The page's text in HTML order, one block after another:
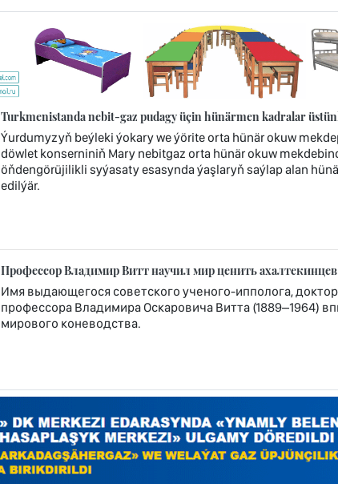
Turkmenistanda nebit-gaz pudagy üçin hünärmen kadralar
Ýurdumyzyň beýleki ýokary we ýörite orta hünär okuw
döwlet konserniniň Mary nebitgaz orta hünär okuw
öňdengörüjilikli syýasaty esasynda ýaşlaryň saýlap alan
edilýär.
Профессор Владимир Витт научил мир ценить ахалтекинцев
Имя выдающегося советского ученого-ипполога,
профессора Владимира Оскаровича Витта (1889–1964)
мирового коневодства.